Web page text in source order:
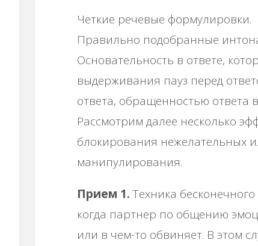
Четкие речевые формулировки.
Правильно подобранные
Основательность в ответе,
выдерживания пауз перед
ответа, обращенностью ответа
Рассмотрим далее несколько
блокирования нежелательных
манипулирования.
Прием 1.Техника
когда партнер по общению
или в чем-то обвиняет. В этом